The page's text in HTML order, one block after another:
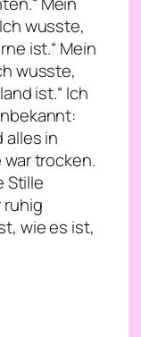
wusste,
ist.“ Mein
wusste,
ist.“ Ich
alles in
war trocken.
Stille
wie es ist,